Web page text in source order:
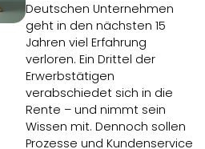
Deutschen Unternehmen
geht in den nächsten 15
Jahren viel Erfahrung
verloren. Ein Drittel der
Erwerbstätigen
verabschiedet sich in die
Rente – und nimmt sein
Wissen mit. Dennoch sollen
Prozesse und Kundenservice